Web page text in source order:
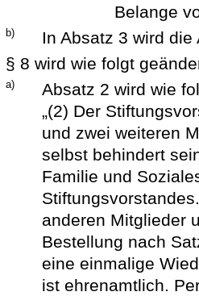
Belange
b) In Absatz 3 wird die
§ 8 wird wie folgt
a)
Absatz 2 wird wie
„(2) Der
und zwei weiteren
selbst behindert
Familie und
anderen Mitglieder
Bestellung nach
eine einmalige
ist ehrenamtlich.